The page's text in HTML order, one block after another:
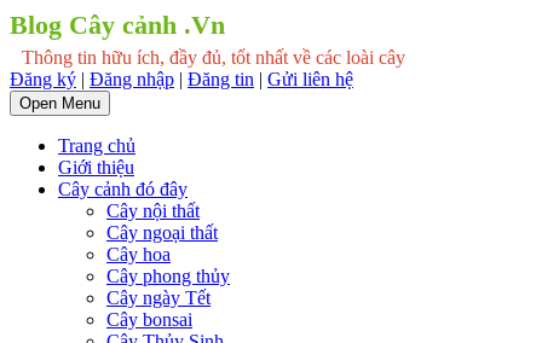
Blog Cây cảnh .Vn
Thông tin hữu ích, đầy đủ, tốt nhất về các loài cây
Đăng ký | Đăng nhập | Đăng tin | Gửi liên hệ
Open Menu
Trang chủ
Giới thiệu
Cây cảnh đó đây
Cây nội thất
Cây ngoại thất
Cây hoa
Cây phong thủy
Cây ngày Tết
Cây bonsai